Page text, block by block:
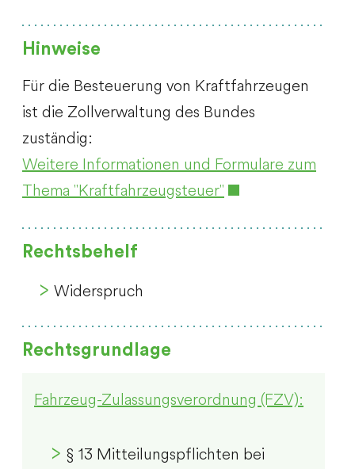
Hinweise
Für die Besteuerung von Kraftfahrzeugen
ist die Zollverwaltung des Bundes
zuständig:
Weitere Informationen und Formulare zum
Thema "Kraftfahrzeugsteuer"
Rechtsbehelf
Widerspruch
Rechtsgrundlage
Fahrzeug-Zulassungsverordnung (FZV):
§ 13 Mitteilungspflichten bei